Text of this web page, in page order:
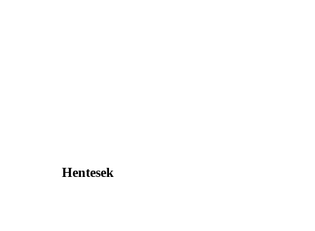
Hentesek